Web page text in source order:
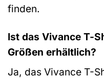
finden.
Ist das Vivance T-
Größen erhältlich?
Ja, das Vivance T-